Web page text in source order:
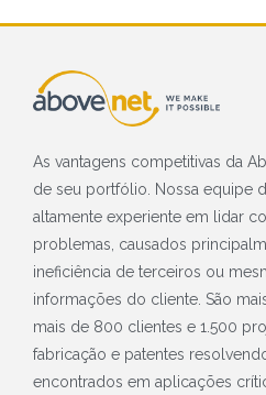
As vantagens competitivas da
de seu portfólio. Nossa equipe
altamente experiente em lidar
problemas, causados
ineficiência de terceiros ou
informações do cliente. São
mais de 800 clientes e 1.500
fabricação e patentes
encontrados em aplicações